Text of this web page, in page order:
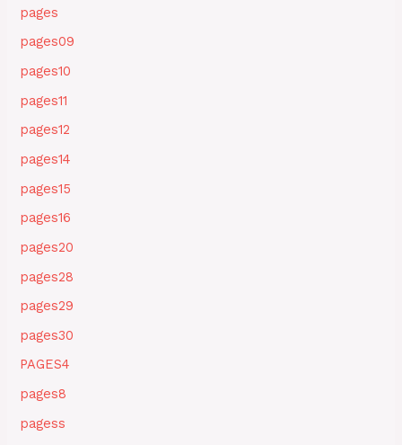
pages
pages09
pages10
pages11
pages12
pages14
pages15
pages16
pages20
pages28
pages29
pages30
PAGES4
pages8
pagess